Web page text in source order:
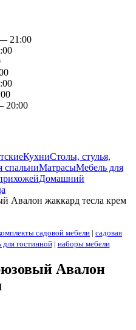
21:00
20:00
КухниСтолы, стулья,
спальниМатрасыМебель для
Домашний
Авалон жаккард тесла крем
садовой мебели | садовая
для гостинной| наборы мебели
Авалон